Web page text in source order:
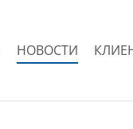
НОВОСТИ